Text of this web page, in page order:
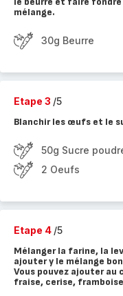
mélange.
30g Beurre
Etape 3 /5
Blanchir les œufs et le
50g Sucre
2 Oeufs
Etape 4 /5
Mélanger la farine, la
ajouter y le mélange
Vous pouvez ajouter
fraise, cerise,